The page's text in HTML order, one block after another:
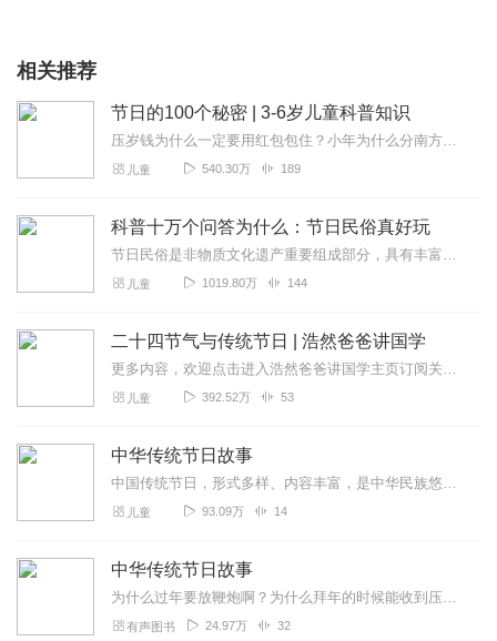
相关推荐
节日的100个秘密 | 3-6岁儿童科普知识
压岁钱为什么一定要用红包包住？小年为什么分南方小年和北方小年？端午节家家户户为什么挂艾草？元宵节的汤圆和元宵不一样吗？复活节为什么要画彩蛋？……从春节中秋等传统...
儿童 540.30万 189
科普十万个问答为什么：节日民俗真好玩
节日民俗是非物质文化遗产重要组成部分，具有丰富文化底蕴，是我们传承文化中最贴近生活的。——每一个民俗里蕴含什么深刻寓意？——不同民俗背后藏着什么历史典故？——如...
儿童 1019.80万 144
二十四节气与传统节日 | 浩然爸爸讲国学
更多内容，欢迎点击进入浩然爸爸讲国学主页订阅关注。如果你也爱好国学古文、名著经典故事、历史知识，欢迎进入“浩然爸爸讲国学”圈子一起交流。畅听合集浩然爸爸...
儿童 392.52万 53
中华传统节日故事
中国传统节日，形式多样、内容丰富，是中华民族悠久历史文化的重要组成部分。除夕为什么全家要守岁？二月二，为什么要去理发？还有小年里的灶王爷……让孩子了解...
儿童 93.09万 14
中华传统节日故事
为什么过年要放鞭炮啊？为什么拜年的时候能收到压岁钱？为什么正月十五要吃元宵？这些你们都知道答案吗？《中华传统节日故事》为你打开中华传统节日文化的大门。
有声图书 24.97万 32